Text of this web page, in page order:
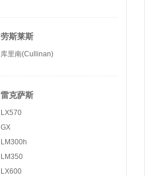
劳斯莱斯
库里南(Cullinan)
雷克萨斯
LX570
GX
LM300h
LM350
LX600